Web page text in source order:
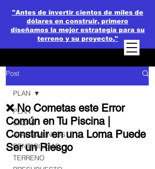
"Antes de invertir cientos de miles de
dólares en construir, primero
diseñamos la mejor estrategia para su
terreno y su proyecto."
Post
PLAN
CASAS
APARTAMENTOS
RENTABILIDAD
TERRENO
PLAN
❌ No Cometas este Error
Común en Tu Piscina |
Construir en una Loma Puede
Ser un Riesgo